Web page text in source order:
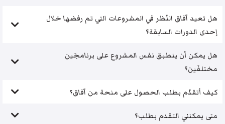
هل تعيد آفاق النّظر في المشروعات التي تم رفضها خلال
إحدى الدورات السابقة؟
هل يمكن أن ينطبق نفس المشروع على برنامجَين
مختلفَين؟
كيف أتقدّم بطلب الحصول على منحة من آفاق؟
متى يمكنني التقدم بطلب؟